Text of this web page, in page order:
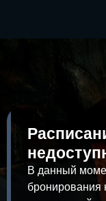
В данный
бронирования